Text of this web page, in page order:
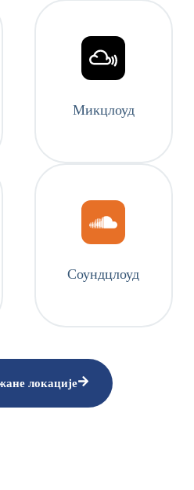
Микцлоуд
Соундцлоуд
локације